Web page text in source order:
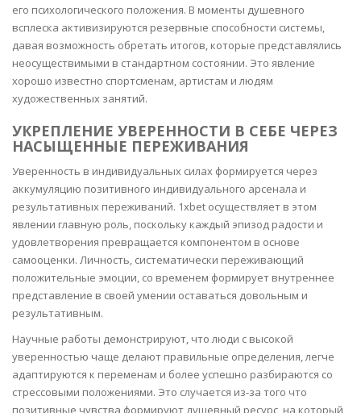
его психологического положения. В моменты душевного
всплеска активизируются резервные способности системы,
давая возможность обретать итогов, которые представлялись
неосуществимыми в стандартном состоянии. Это явление
хорошо известно спортсменам, артистам и людям
художественных занятий.
УКРЕПЛЕНИЕ УВЕРЕННОСТИ В СЕБЕ ЧЕРЕЗ
НАСЫЩЕННЫЕ ПЕРЕЖИВАНИЯ
Уверенность в индивидуальных силах формируется через
аккумуляцию позитивного индивидуального арсенала и
результативных переживаний. 1xbet осуществляет в этом
явлении главную роль, поскольку каждый эпизод радости и
удовлетворения превращается компонентом в основе
самооценки. Личность, систематически переживающий
положительные эмоции, со временем формирует внутреннее
представление в своей умении оставаться довольным и
результативным.
Научные работы демонстрируют, что люди с высокой
уверенностью чаще делают правильные определения, легче
адаптируются к переменам и более успешно разбираются со
стрессовыми положениями. Это случается из-за того что
позитивные чувства формируют душевный ресурс, на который